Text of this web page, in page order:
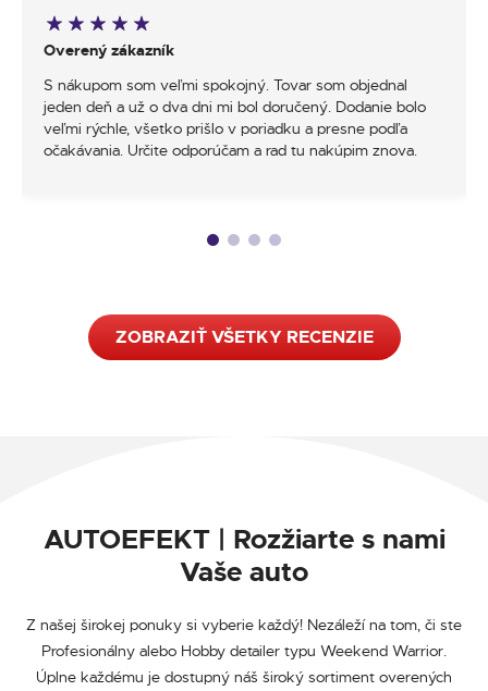
Overený zákazník
S nákupom som veľmi spokojný. Tovar som objednal
jeden deň a už o dva dni mi bol doručený. Dodanie bolo
veľmi rýchle, všetko prišlo v poriadku a presne podľa
očakávania. Určite odporúčam a rad tu nakúpim znova.
ZOBRAZIŤ VŠETKY RECENZIE
AUTOEFEKT | Rozžiarte s nami
Vaše auto
Z našej širokej ponuky si vyberie každý! Nezáleží na tom, či ste
Profesionálny alebo Hobby detailer typu Weekend Warrior.
Úplne každému je dostupný náš široký sortiment overených